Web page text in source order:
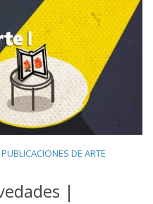
PUBLICACIONES DE ARTE
|